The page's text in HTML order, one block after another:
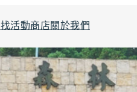
找活動商店關於我們